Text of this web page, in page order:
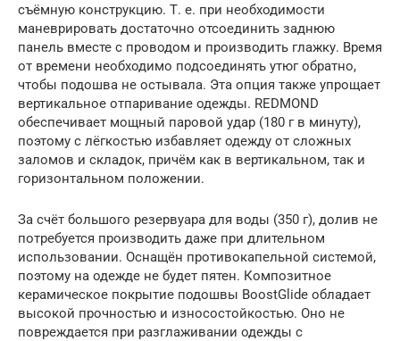
съёмную конструкцию. Т. е. при необходимости
маневрировать достаточно отсоединить заднюю
панель вместе с проводом и производить глажку. Время
от времени необходимо подсоединять утюг обратно,
чтобы подошва не остывала. Эта опция также упрощает
вертикальное отпаривание одежды. REDMOND
обеспечивает мощный паровой удар (180 г в минуту),
поэтому с лёгкостью избавляет одежду от сложных
заломов и складок, причём как в вертикальном, так и
горизонтальном положении.
За счёт большого резервуара для воды (350 г), долив не
потребуется производить даже при длительном
использовании. Оснащён противокапельной системой,
поэтому на одежде не будет пятен. Композитное
керамическое покрытие подошвы BoostGlide обладает
высокой прочностью и износостойкостью. Оно не
повреждается при разглаживании одежды с